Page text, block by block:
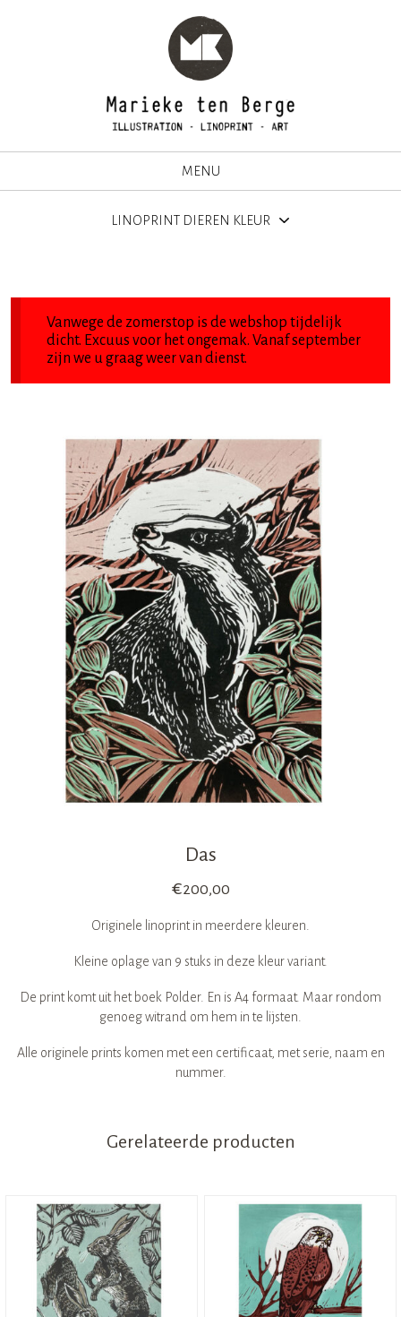
MENU
LINOPRINT DIEREN KLEUR
Vanwege de zomerstop is de webshop tijdelijk
dicht. Excuus voor het ongemak. Vanaf september
zijn we u graag weer van dienst.
Das
€200,00
Originele linoprint in meerdere kleuren.
Kleine oplage van 9 stuks in deze kleur variant.
De print komt uit het boek Polder. En is A4 formaat. Maar rondom
genoeg witrand om hem in te lijsten.
Alle originele prints komen met een certificaat, met serie, naam en
nummer.
Gerelateerde producten